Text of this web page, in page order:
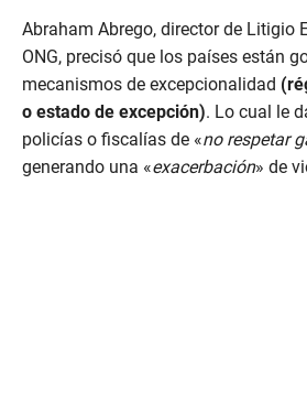
Abraham Abrego, director de Litigio
ONG, precisó que los países están
mecanismos de excepcionalidad
o estado de excepción). Lo cual le
policías o fiscalías de «no respetar
generando una «exacerbación» de